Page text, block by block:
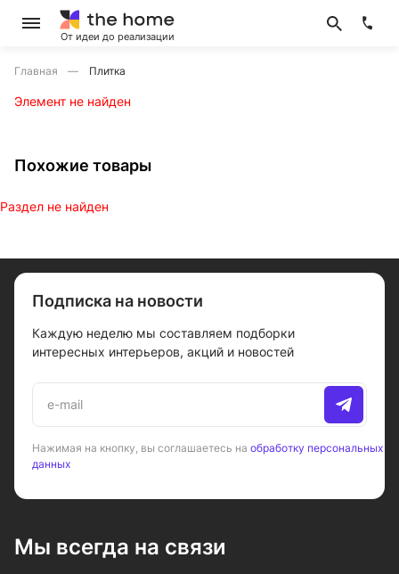
От идеи до реализации
Главная Плитка
Элемент не найден
Похожие товары
Раздел не найден
Подписка на новости
Каждую неделю мы составляем подборки
интересных интерьеров, акций и новостей
Нажимая на кнопку, вы соглашаетесь на обработку персональных
данных
Мы всегда на связи